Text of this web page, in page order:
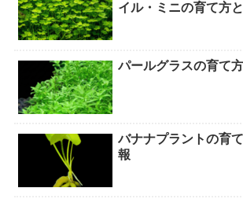
イル・ミニの育て方
パールグラスの育て
バナナプラントの育
報